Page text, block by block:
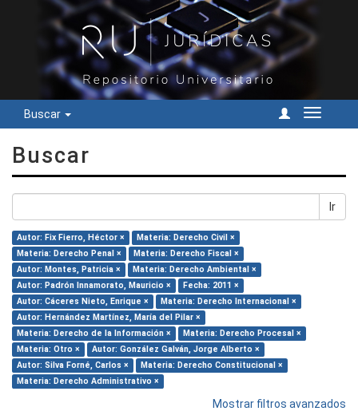
Buscar
Cambiar
Buscar
Ir
Autor: Fix Fierro, Héctor ×
Materia: Derecho Civil ×
Materia: Derecho Penal ×
Materia: Derecho Fiscal ×
Autor: Montes, Patricia ×
Materia: Derecho Ambiental ×
Autor: Padrón Innamorato, Mauricio ×
Fecha: 2011 ×
Autor: Cáceres Nieto, Enrique ×
Materia: Derecho Internacional ×
Autor: Hernández Martínez, María del Pilar ×
Materia: Derecho de la Información ×
Materia: Derecho Procesal ×
Materia: Otro ×
Autor: González Galván, Jorge Alberto ×
Autor: Silva Forné, Carlos ×
Materia: Derecho Constitucional ×
Materia: Derecho Administrativo ×
Mostrar filtros avanzados